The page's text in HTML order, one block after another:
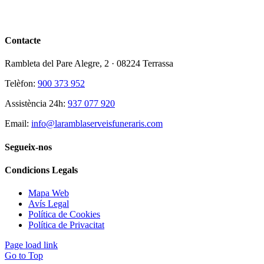
Contacte
Rambleta del Pare Alegre, 2 · 08224 Terrassa
Telèfon: 900 373 952
Assistència 24h: 937 077 920
Email: info@laramblaserveisfuneraris.com
Segueix-nos
Condicions Legals
Mapa Web
Avís Legal
Política de Cookies
Política de Privacitat
Page load link
Go to Top